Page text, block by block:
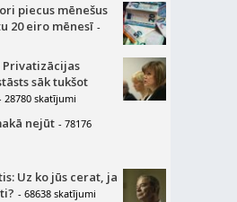
piecus mēnešus
20 eiro mēnesī -
Privatizācijas
sāk tukšot
28780 skatījumi
nejūt - 78176
Uz ko jūs cerat, ja
- 68638 skatījumi